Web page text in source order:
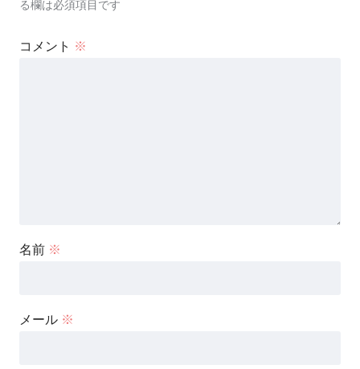
る欄は必須項目です
コメント ※
名前 ※
メール ※